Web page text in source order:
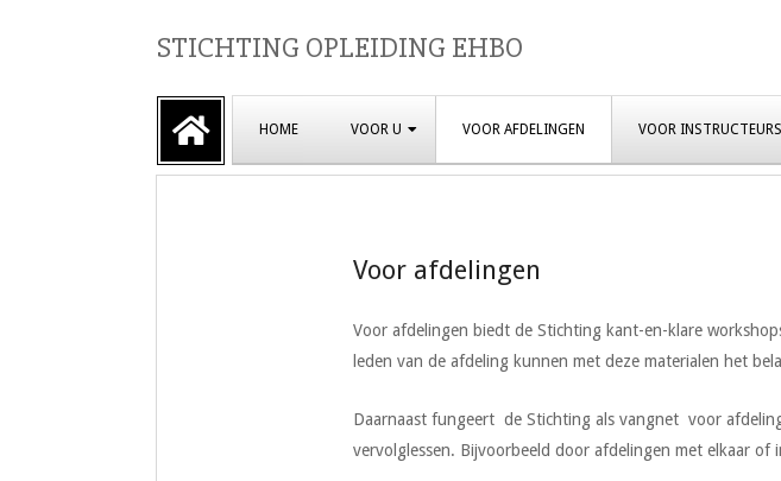
STICHTING OPLEIDING EHBO
Navigation
Menu
HOME VOOR U VOOR AFDELINGEN VOOR INSTRUCTEURS
Voor afdelingen
Voor afdelingen biedt de Stichting kant-en-klare
leden van de afdeling kunnen met deze materialen het
Daarnaast fungeert de Stichting als vangnet voor
vervolglessen. Bijvoorbeeld door afdelingen met elkaar of